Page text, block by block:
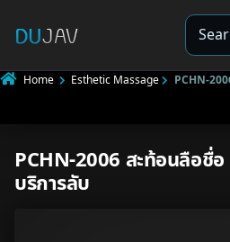
e
a
Home Esthetic Massage PCHN-
Underage
PCHN-2006 สะท้อนลือชื่
บริการลับ